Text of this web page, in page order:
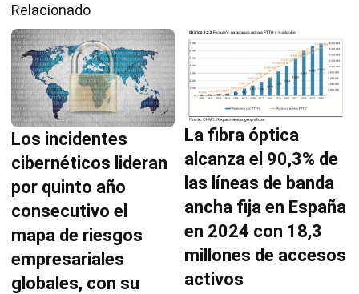
Relacionado
Los incidentes
cibernéticos lideran
por quinto año
consecutivo el
mapa de riesgos
empresariales
globales, con su
La fibra óptica
alcanza el 90,3% de
las líneas de banda
ancha fija en España
en 2024 con 18,3
millones de accesos
activos